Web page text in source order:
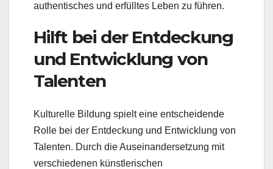
authentisches und erfülltes Leben zu führen.
Hilft bei der Entdeckung
und Entwicklung von
Talenten
Kulturelle Bildung spielt eine entscheidende
Rolle bei der Entdeckung und Entwicklung von
Talenten. Durch die Auseinandersetzung mit
verschiedenen künstlerischen